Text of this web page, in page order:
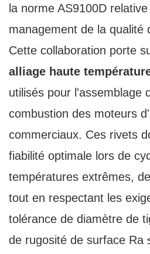
la norme AS9100D
management de la qualité
Cette collaboration porte
alliage haute
utilisés pour l'assemblage
combustion des moteurs
commerciaux. Ces rivets
fiabilité optimale lors de
températures extrêmes,
tout en respectant les
tolérance de diamètre de
de rugosité de surface Ra